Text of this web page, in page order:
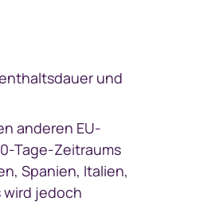
und
anderen EU-
Tage-Zeitraums
Spanien, Italien,
wird jedoch